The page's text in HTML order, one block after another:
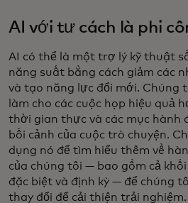
AI với tư cách là phi
AI có thể là một trợ lý kỹ thuật
năng suất bằng cách giảm các
và tạo năng lực đổi mới. Chúng
làm cho các cuộc họp hiệu quả
thời gian thực và các mục hành
bối cảnh của cuộc trò chuyện.​
dụng nó để tìm hiểu thêm về
của chúng tôi — bao gồm cả
đặc biệt và định kỳ — để chúng
thay đổi để cải thiện trải